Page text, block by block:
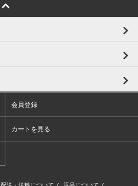
会員登録
カートを見る